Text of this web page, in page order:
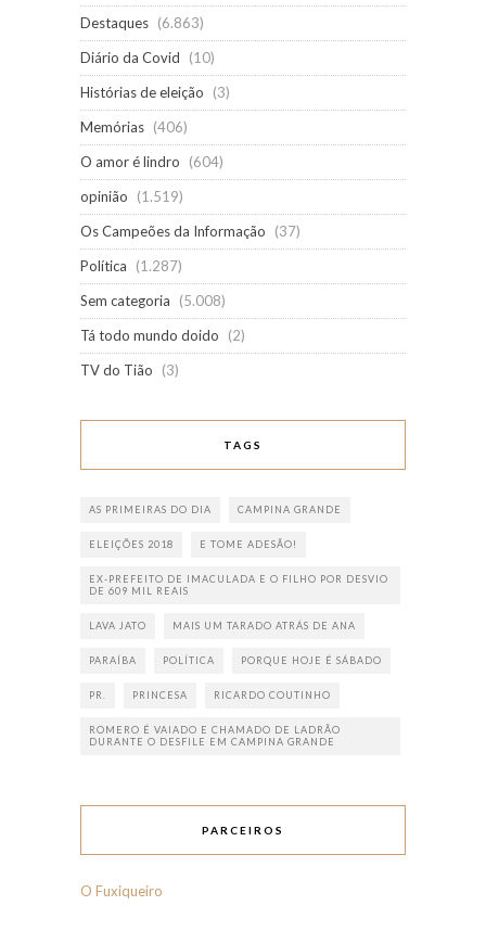
Destaques (6.863)
Diário da Covid
(10)
Histórias de eleição
(3)
Memórias (406)
O amor é lindro
(604)
opinião
(1.519)
Os Campeões da Informação
(37)
Política
(1.287)
Sem categoria
(5.008)
Tá todo mundo doido
(2)
TV do Tião
(3)
TAGS
AS PRIMEIRAS DO DIA CAMPINA GRANDE
ELEIÇÕES 2018 E TOME ADESÃO!
EX-PREFEITO DE IMACULADA E O FILHO POR DESVIO
DE 609 MIL REAIS
LAVA JATO MAIS UM TARADO ATRÁS DE ANA
PARAÍBA POLÍTICA PORQUE HOJE É SÁBADO
PR. PRINCESA RICARDO COUTINHO
ROMERO É VAIADO E CHAMADO DE LADRÃO
DURANTE O DESFILE EM CAMPINA GRANDE
PARCEIROS
O Fuxiqueiro